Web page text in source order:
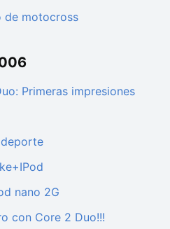
de motocross
Primeras impresiones
nano 2G
con Core 2 Duo!!!